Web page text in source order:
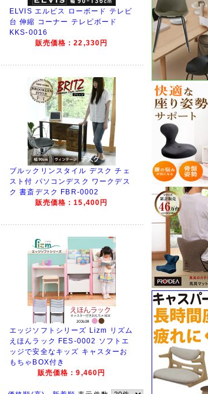
ELVIS エルビス ローボード テレビ
台 伸縮 コーナー テレビボード
KKS-0016
販売価格：22,330円
ブルックリンスタイル デスク チェ
スト付 パソコンデスク ワークデス
ク 書斎デスク FBR-0002
販売価格：15,400円
エッジソフトシリーズ Lizm リズム
えほんラック FES-0002 ソフトエ
ッジで安全なキッズ キャスターお
もちゃBOX付き
販売価格：9,460円